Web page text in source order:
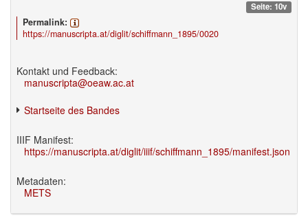
Seite: 10v
Permalink:
https://manuscripta.at/diglit/schiffmann_1895/0020
Kontakt und Feedback:
manuscripta@oeaw.ac.at
Startseite des Bandes
IIIF Manifest:
https://manuscripta.at/diglit/iiif/schiffmann_1895/manifest.json
Metadaten:
METS